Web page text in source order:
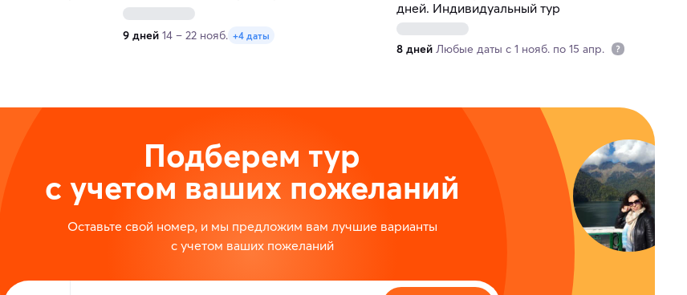
9 дней 14 – 22 нояб. +4 даты
дней. Индивидуальный тур
8 дней Любые даты с 1 нояб. по 15 апр.
Подберем тур
с учетом ваших пожеланий
Оставьте свой номер, и мы предложим вам лучшие варианты
с учетом ваших пожеланий